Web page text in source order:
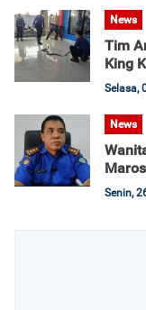
News
Tim
King
Selasa,
News
Senin,